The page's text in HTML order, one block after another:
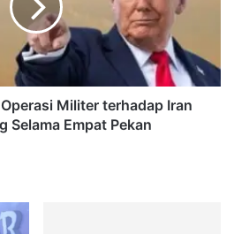
Militer terhadap Iran
Selama Empat Pekan